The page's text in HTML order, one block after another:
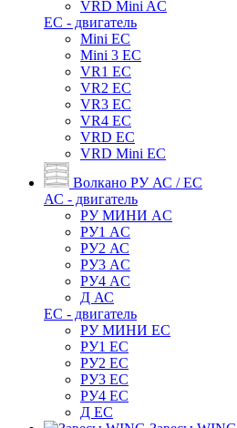
VRD Mini AC
ЕС - двигатель
Mini EC
Mini 3 EC
VR1 EC
VR2 EC
VR3 EC
VR4 EC
VRD EC
VRD Mini EC
Волкано РУ АС / ЕС
АС - двигатель
РУ МИНИ AC
РУ1 AC
РУ2 АС
РУ3 AC
РУ4 AC
Д АС
ЕС - двигатель
РУ МИНИ EC
РУ1 EC
РУ2 EC
РУ3 EC
РУ4 EC
Д ЕС